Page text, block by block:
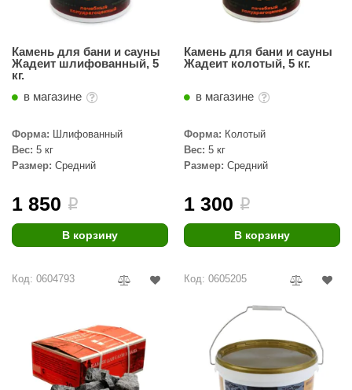
ecology
Камень для бани и сауны
Жадеит шлифованный, 5
кг.
в магазине
Форма: Шлифованный
Вес: 5 кг
Размер: Средний
1 850 i
В корзину
Камень для бани и сауны
Жадеит колотый, 5 кг.
в магазине
Форма: Колотый
Вес: 5 кг
Размер: Средний
1 300 i
В корзину
Код: 0604793 Код: 0605205